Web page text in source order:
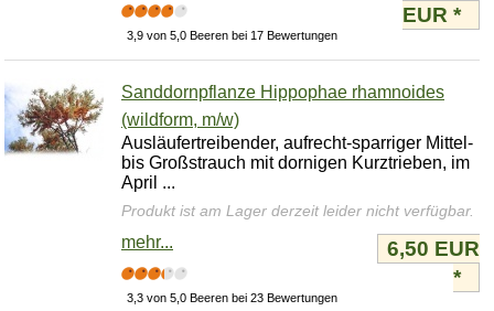
3,9 von 5,0 Beeren bei 17 Bewertungen
EUR*
Sanddornpflanze Hippophae rhamnoides
(wildform, m/w)
Ausläufertreibender, aufrecht-sparriger Mittel-
bis Großstrauch mit dornigen Kurztrieben, im
April ...
Produkt ist am Lager derzeit leider nicht verfügbar.
mehr...
3,3 von 5,0 Beeren bei 23 Bewertungen
6,50 EUR
*